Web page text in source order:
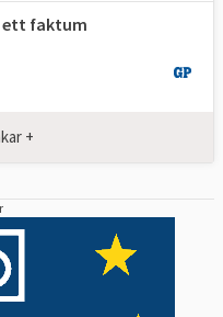
ett faktum
+